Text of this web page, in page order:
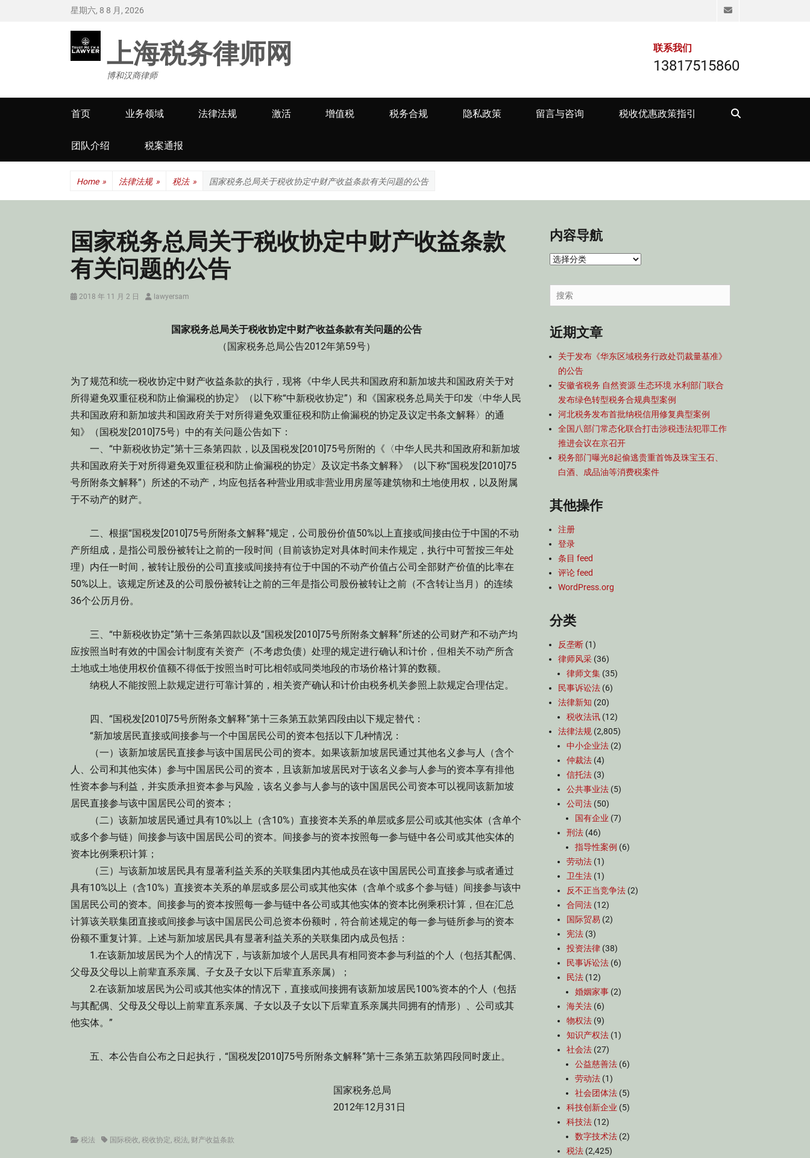
星期六, 8 8 月, 2026 Email
上海税务律师网
博和汉商律师
联系我们
13817515860
Primary
menu
首页 业务领域 法律法规 激活 增值税 税务合规 隐私政策 留言与咨询 税收优惠政策指引
团队介绍 税案通报
Home » 法律法规 » 税法 » 国家税务总局关于税收协定中财产收益条款有关问题的公告
国家税务总局关于税收协定中财产收益条款
有关问题的公告
Posted
2018 年 11 月 2 日 Authorlawyersam
国家税务总局关于税收协定中财产收益条款有关问题的公告
（国家税务总局公告2012年第59号）
为了规范和统一税收协定中财产收益条款的执行，现将《中华人民共和国政府和新加坡共和国政府关于对
所得避免双重征税和防止偷漏税的协定》（以下称“中新税收协定”）和《国家税务总局关于印发〈中华人民
共和国政府和新加坡共和国政府关于对所得避免双重征税和防止偷漏税的协定及议定书条文解释〉的通
知》（国税发[2010]75号）中的有关问题公告如下：
一、“中新税收协定”第十三条第四款，以及国税发[2010]75号所附的《〈中华人民共和国政府和新加坡
共和国政府关于对所得避免双重征税和防止偷漏税的协定〉及议定书条文解释》（以下称“国税发[2010]75
号所附条文解释”）所述的不动产，均应包括各种营业用或非营业用房屋等建筑物和土地使用权，以及附属
于不动产的财产。
二、根据“国税发[2010]75号所附条文解释”规定，公司股份价值50%以上直接或间接由位于中国的不动
产所组成，是指公司股份被转让之前的一段时间（目前该协定对具体时间未作规定，执行中可暂按三年处
理）内任一时间，被转让股份的公司直接或间接持有位于中国的不动产价值占公司全部财产价值的比率在
50%以上。该规定所述及的公司股份被转让之前的三年是指公司股份被转让之前（不含转让当月）的连续
36个公历月份。
三、“中新税收协定”第十三条第四款以及“国税发[2010]75号所附条文解释”所述的公司财产和不动产均
应按照当时有效的中国会计制度有关资产（不考虑负债）处理的规定进行确认和计价，但相关不动产所含
土地或土地使用权价值额不得低于按照当时可比相邻或同类地段的市场价格计算的数额。
纳税人不能按照上款规定进行可靠计算的，相关资产确认和计价由税务机关参照上款规定合理估定。
四、“国税发[2010]75号所附条文解释”第十三条第五款第四段由以下规定替代：
“新加坡居民直接或间接参与一个中国居民公司的资本包括以下几种情况：
（一）该新加坡居民直接参与该中国居民公司的资本。如果该新加坡居民通过其他名义参与人（含个
人、公司和其他实体）参与中国居民公司的资本，且该新加坡居民对于该名义参与人参与的资本享有排他
性资本参与利益，并实质承担资本参与风险，该名义参与人参与的该中国居民公司资本可以视同该新加坡
居民直接参与该中国居民公司的资本；
（二）该新加坡居民通过具有10%以上（含10%）直接资本关系的单层或多层公司或其他实体（含单个
或多个参与链）间接参与该中国居民公司的资本。间接参与的资本按照每一参与链中各公司或其他实体的
资本比例乘积计算；
（三）与该新加坡居民具有显著利益关系的关联集团内其他成员在该中国居民公司直接参与或者通过
具有10%以上（含10%）直接资本关系的单层或多层公司或其他实体（含单个或多个参与链）间接参与该中
国居民公司的资本。间接参与的资本按照每一参与链中各公司或其他实体的资本比例乘积计算，但在汇总
计算该关联集团直接或间接参与该中国居民公司总资本份额时，符合前述规定的每一参与链所参与的资本
份额不重复计算。上述与新加坡居民具有显著利益关系的关联集团内成员包括：
1.在该新加坡居民为个人的情况下，与该新加坡个人居民具有相同资本参与利益的个人（包括其配偶、
父母及父母以上前辈直系亲属、子女及子女以下后辈直系亲属）；
2.在该新加坡居民为公司或其他实体的情况下，直接或间接拥有该新加坡居民100%资本的个人（包括
与其配偶、父母及父母以上前辈直系亲属、子女以及子女以下后辈直系亲属共同拥有的情形）、公司或其
他实体。”
五、本公告自公布之日起执行，“国税发[2010]75号所附条文解释”第十三条第五款第四段同时废止。
国家税务总局
2012年12月31日
Categories
税法 Tags国际税收, 税收协定, 税法, 财产收益条款
内容导航
内
导
航
Search
for:
近期文章
关于发布《华东区域税务行政处罚裁量基准》
的公告
安徽省税务 自然资源 生态环境 水利部门联合
发布绿色转型税务合规典型案例
河北税务发布首批纳税信用修复典型案例
全国八部门常态化联合打击涉税违法犯罪工作
推进会议在京召开
税务部门曝光8起偷逃贵重首饰及珠宝玉石、
白酒、成品油等消费税案件
其他操作
注册
登录
条目 feed
评论 feed
WordPress.org
分类
反垄断 (1)
律师风采 (36)
律师文集 (35)
民事诉讼法 (6)
法律新知 (20)
税收法讯 (12)
法律法规 (2,805)
中小企业法 (2)
仲裁法 (4)
信托法 (3)
公共事业法 (5)
公司法 (50)
国有企业 (7)
刑法 (46)
指导性案例 (6)
劳动法 (1)
卫生法 (1)
反不正当竞争法 (2)
合同法 (12)
国际贸易 (2)
宪法 (3)
投资法律 (38)
民事诉讼法 (6)
民法 (12)
婚姻家事 (2)
海关法 (6)
物权法 (9)
知识产权法 (1)
社会法 (27)
公益慈善法 (6)
劳动法 (1)
社会团体法 (5)
科技创新企业 (5)
科技法 (12)
数字技术法 (2)
税法 (2,425)